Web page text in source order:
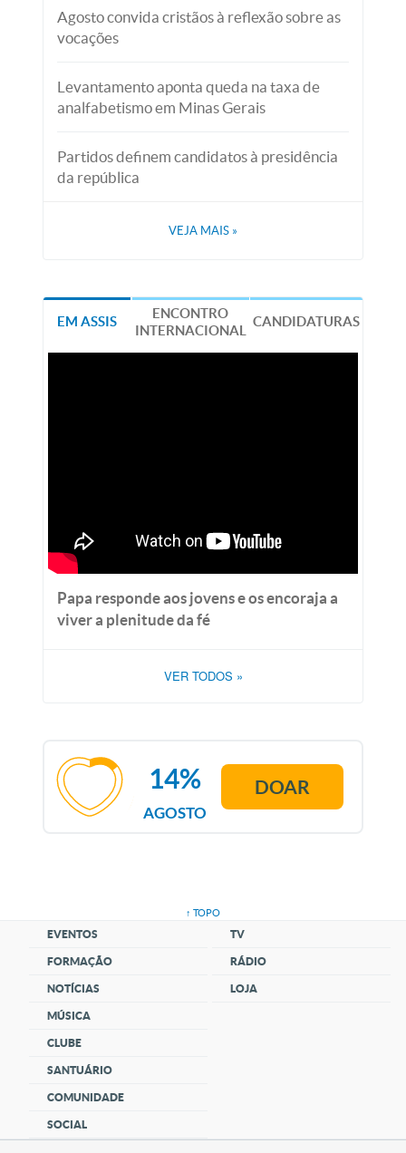
Agosto convida cristãos à reflexão sobre as
vocações
Levantamento aponta queda na taxa de
analfabetismo em Minas Gerais
Partidos definem candidatos à presidência
da república
VEJA MAIS »
EM ASSIS
ENCONTRO
INTERNACIONAL
CANDIDATURAS
Papa responde aos jovens e os encoraja a
viver a plenitude da fé
VER TODOS »
AGOSTO
14% DOAR
↑ TOPO
EVENTOS
FORMAÇÃO
NOTÍCIAS
MÚSICA
CLUBE
SANTUÁRIO
COMUNIDADE
SOCIAL
TV
RÁDIO
LOJA